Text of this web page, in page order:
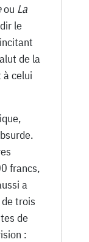
ou La
le
de la
celui
francs,
a
trois
de
: